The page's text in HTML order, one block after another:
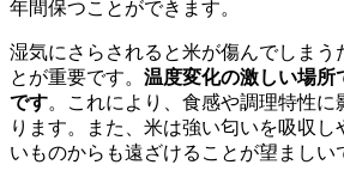
年間保つことができます。
湿気にさらされると米が傷んでしまう
とが重要です。 温度変化の激しい場所
です。これにより、食感や調理特性に
ります。また、米は強い匂いを吸収し
いものからも遠ざけることが望ましい